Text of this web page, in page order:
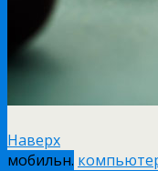
Наверх
мобильн.